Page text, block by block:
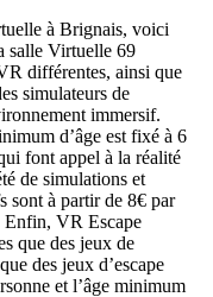
à Brignais, voici
salle Virtuelle 69
différentes, ainsi que
simulateurs de
immersif.
d’âge est fixé à 6
font appel à la réalité
de simulations et
sont à partir de 8€ par
Enfin, VR Escape
que des jeux de
des jeux d’escape
et l’âge minimum